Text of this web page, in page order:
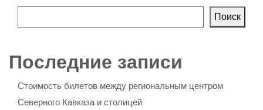
Поиск
Последние записи
Стоимость билетов между региональным центром
Северного Кавказа и столицей